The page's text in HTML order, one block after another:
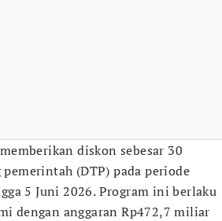
diskon sebesar 30
(DTP) pada periode
5 Juni 2026. Program ini berlaku
dengan anggaran Rp472,7 miliar